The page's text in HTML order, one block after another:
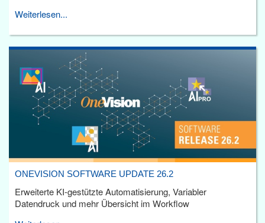
Weiterlesen...
ONEVISION SOFTWARE UPDATE 26.2
Erweiterte KI-gestützte Automatisierung, Variabler
Datendruck und mehr Übersicht im Workflow